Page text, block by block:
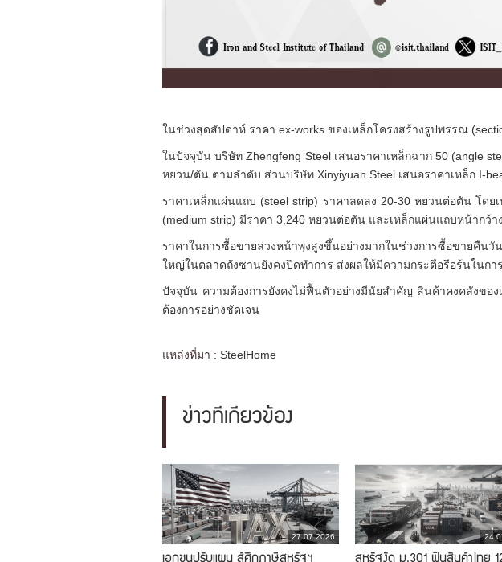
ในช่วงสุดสัปดาห์ ราคา ex-works ของเหล็กโครงสร้างรูปพรรณ
ในปัจจุบัน บริษัท Zhengfeng Steel เสนอราคาเหล็กฉาก 50 (angle
หยวน/ตัน ตามลำดับ ส่วนบริษัท Xinyiyuan Steel เสนอราคาเหล็ก I-
ราคาเหล็กแผ่นแถบ (steel strip) ราคาลดลง 20-30 หยวนต่อตัน โด
(medium strip) มีราคา 3,240 หยวนต่อตัน และเหล็กแผ่นแถบหน้ากว้
ราคาในการซื้อขายล่วงหน้าพุ่งสูงขึ้นอย่างมากในช่วงการซื้อขาย
ใหญ่ในตลาดถังซานยังคงปิดทำการ ส่งผลให้มีความกระตือรือร้นใน
ปัจจุบัน ความต้องการยังคงไม่ฟื้นตัวอย่างมีนัยสำคัญ สินค้าคงคลังขอ
ต้องการอย่างชัดเจน
แหล่งที่มา : SteelHome
ข่าวที่เกี่ยวข้อง
27.07.2026
เอกชนปรับแผน สู้ศึกภาษีสหรัฐฯ สหรัฐงัด ม.301 ฟันสินค้าไทย